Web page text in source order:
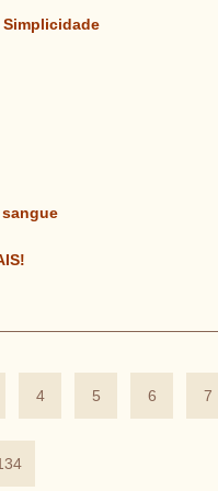
Simplicidade
4 5 6 7